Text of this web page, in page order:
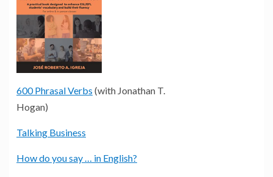
600 Phrasal Verbs (with Jonathan T.
Hogan)
Talking Business
How do you say … in English?